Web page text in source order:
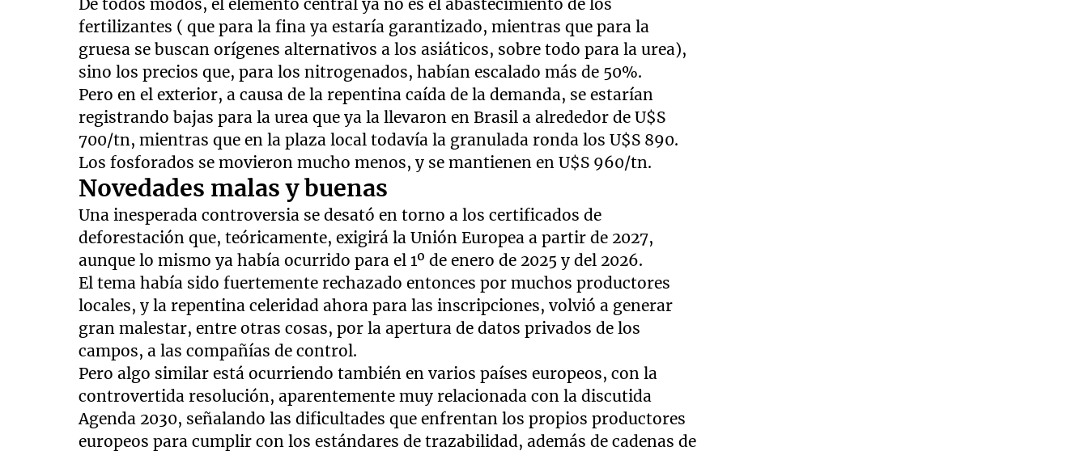
fertilizantes ( que para la fina ya estaría garantizado, mientras que para la
gruesa se buscan orígenes alternativos a los asiáticos, sobre todo para la urea),
sino los precios que, para los nitrogenados, habían escalado más de 50%.
Pero en el exterior, a causa de la repentina caída de la demanda, se estarían
registrando bajas para la urea que ya la llevaron en Brasil a alrededor de U$S
700/tn, mientras que en la plaza local todavía la granulada ronda los U$S 890.
Los fosforados se movieron mucho menos, y se mantienen en U$S 960/tn.
Novedades malas y buenas
Una inesperada controversia se desató en torno a los certificados de
deforestación que, teóricamente, exigirá la Unión Europea a partir de 2027,
aunque lo mismo ya había ocurrido para el 1º de enero de 2025 y del 2026.
El tema había sido fuertemente rechazado entonces por muchos productores
locales, y la repentina celeridad ahora para las inscripciones, volvió a generar
gran malestar, entre otras cosas, por la apertura de datos privados de los
campos, a las compañías de control.
Pero algo similar está ocurriendo también en varios países europeos, con la
controvertida resolución, aparentemente muy relacionada con la discutida
Agenda 2030, señalando las dificultades que enfrentan los propios productores
europeos para cumplir con los estándares de trazabilidad, además de cadenas de